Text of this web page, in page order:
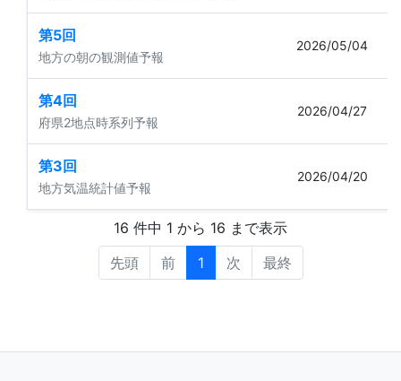
第5回
地方の朝の観測値予報
2026/05/04
第4回
府県2地点時系列予報
2026/04/27
第3回
地方気温統計値予報
2026/04/20
16 件中 1 から 16 まで表示
先頭
前 1 次 最終